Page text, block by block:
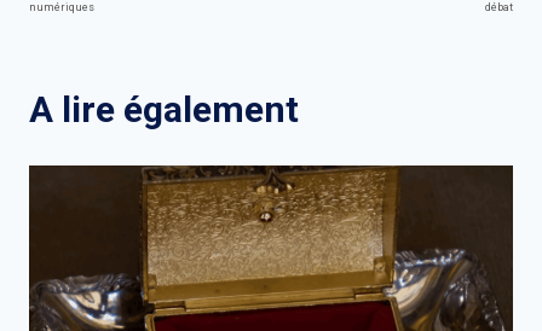
numériques
débat
A lire également